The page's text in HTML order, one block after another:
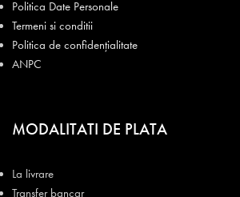
Politica Date Personale
Termeni si conditii
Politica de confidențialitate
ANPC
MODALITATI DE PLATA
La livrare
Transfer bancar